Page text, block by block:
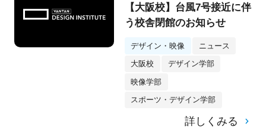
【大阪校】台風7号接近に伴
う校舎閉館のお知らせ
デザイン・映像 ニュース
大阪校 デザイン学部
映像学部
スポーツ・デザイン学部
詳しくみる